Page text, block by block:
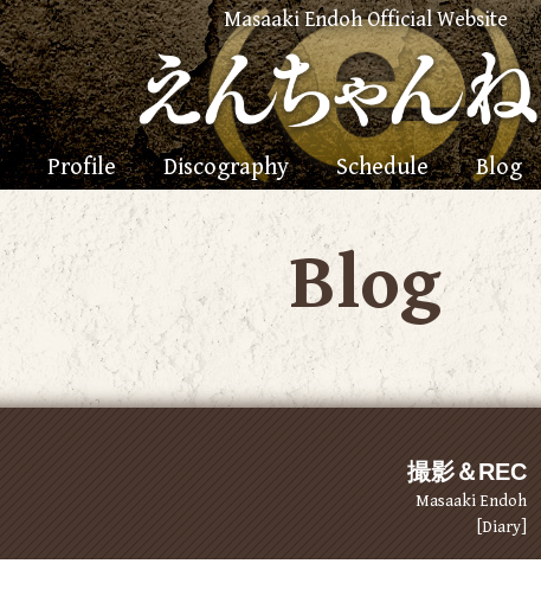
Masaaki Endoh Official Website
Profile Discography Schedule Blog
Blog
撮影＆REC
Masaaki Endoh
[Diary]